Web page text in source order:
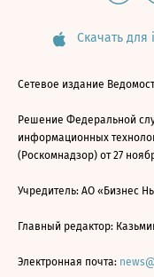
Скачать для
Сетевое издание
Решение Федеральной
информационных
(Роскомнадзор) от 27
Учредитель: АО «Бизнес
Главный редактор:
Электронная почта: